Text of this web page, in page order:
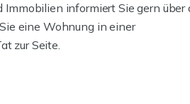
informiert Sie gern über
eine Wohnung in einer
zur Seite.